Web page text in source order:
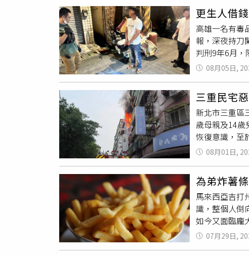
赴現場，第一
妹一同待在保
們的情況、送
卡在玩具廚房
布莉艾拉一起
仍無力回天
保母及照護人
台發起募款，
心、美好的靈
深刻且難以抹
家人度過失去
布布莉艾拉的
更生人借
高雄一名有毒
報，深夜持刀
判刑9年6月，
盜等案件多次
不僅提供工
日照顧自己
家休息的房間
下兩道深層刀
智拿球棒敲擊
再犯，且攻擊
反目行凶，犯
具有殺人犯
DNA，加上
原審9年6月徒
08月05日,
三重民宅
新北市三重區
歲母親及14歲
恢復意識，至
應變小組趕赴
分鐘後於上
兒子及73歲
急救後，葉姓
及財物損失仍
08月01日,
為弟炸薯
馬來西亞吉打
識，整個人倒
如今又面臨龐
月18日上午
炸，正準備
07月29日,